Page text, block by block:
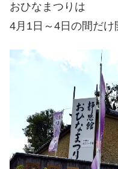
おひなまつりは
4月1日～4日の間だ